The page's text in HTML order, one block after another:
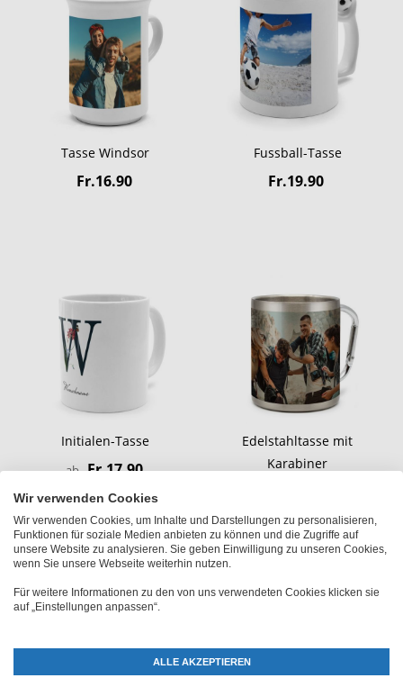
Tasse Windsor
Fr.16.90
Fussball-Tasse
Fr.19.90
Initialen-Tasse
ab Fr.17.90
Edelstahltasse mit
Karabiner
Wir verwenden Cookies
Wir verwenden Cookies, um Inhalte und Darstellungen zu personalisieren,
Funktionen für soziale Medien anbieten zu können und die Zugriffe auf
unsere Website zu analysieren. Sie geben Einwilligung zu unseren Cookies,
wenn Sie unsere Webseite weiterhin nutzen.
Für weitere Informationen zu den von uns verwendeten Cookies klicken sie
auf „Einstellungen anpassen“.
ALLE AKZEPTIEREN